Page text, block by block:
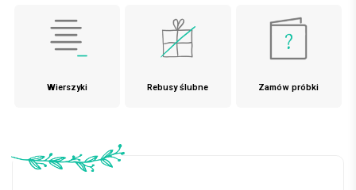
Wierszyki Rebusy ślubne Zamów próbki